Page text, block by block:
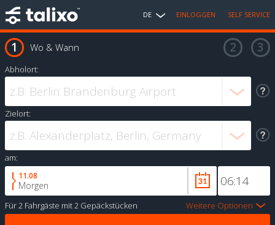
DE EINLOGGEN SELF SERVICE
Wo & Wann
Abholort:
Zielort:
am:
11.08
Morgen
Für2 Fahrgäste mit2 Gepäckstücken Weitere Optionen